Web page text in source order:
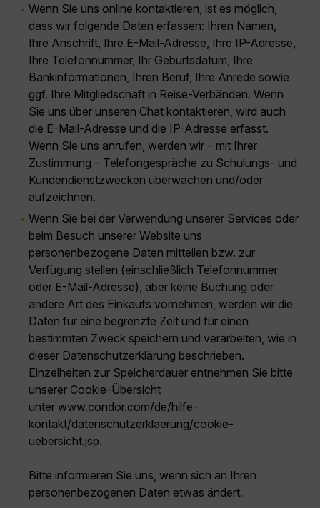
Wenn Sie uns online kontaktieren, ist es möglich,
dass wir folgende Daten erfassen: Ihren Namen,
Ihre Anschrift, Ihre E-Mail-Adresse, Ihre IP-Adresse,
Ihre Telefonnummer, Ihr Geburtsdatum, Ihre
Bankinformationen, Ihren Beruf, Ihre Anrede sowie
ggf. Ihre Mitgliedschaft in Reise-Verbänden. Wenn
Sie uns über unseren Chat kontaktieren, wird auch
die E-Mail-Adresse und die IP-Adresse erfasst.
Wenn Sie uns anrufen, werden wir – mit Ihrer
Zustimmung – Telefongespräche zu Schulungs- und
Kundendienstzwecken überwachen und/oder
aufzeichnen.
Wenn Sie bei der Verwendung unserer Services oder
beim Besuch unserer Website uns
personenbezogene Daten mitteilen bzw. zur
Verfügung stellen (einschließlich Telefonnummer
oder E-Mail-Adresse), aber keine Buchung oder
andere Art des Einkaufs vornehmen, werden wir die
Daten für eine begrenzte Zeit und für einen
bestimmten Zweck speichern und verarbeiten, wie in
dieser Datenschutzerklärung beschrieben.
Einzelheiten zur Speicherdauer entnehmen Sie bitte
unserer Cookie-Übersicht
unter www.condor.com/de/hilfe-
kontakt/datenschutzerklaerung/cookie-
uebersicht.jsp.
Bitte informieren Sie uns, wenn sich an Ihren
personenbezogenen Daten etwas ändert.